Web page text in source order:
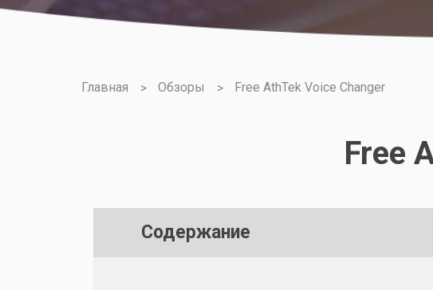
Главная Обзоры Free AthTek Voice Changer
Free
Содержание